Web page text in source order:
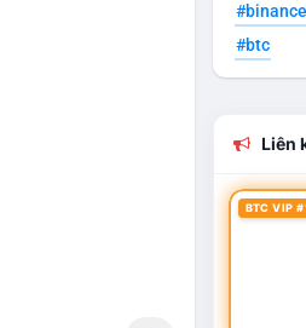
dịch lượng lớn
#btc
Liên
BTC VIP